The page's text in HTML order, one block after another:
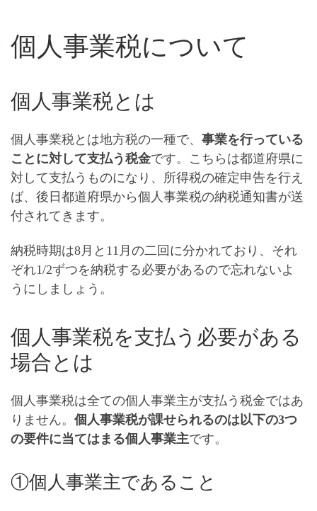
個人事業税について
個人事業税とは
個人事業税とは地方税の一種で、 事業を行っている
ことに対して支払う税金です。こちらは都道府県に
対して支払うものになり、所得税の確定申告を行え
ば、後日都道府県から個人事業税の納税通知書が送
付されてきます。
納税時期は8月と11月の二回に分かれており、それ
ぞれ1/2ずつを納税する必要があるので忘れないよ
うにしましょう。
個人事業税を支払う必要がある
場合とは
個人事業税は全ての個人事業主が支払う税金ではあ
りません。 個人事業税が課せられるのは以下の3つ
の要件に当てはまる個人事業主です。
①個人事業主であること